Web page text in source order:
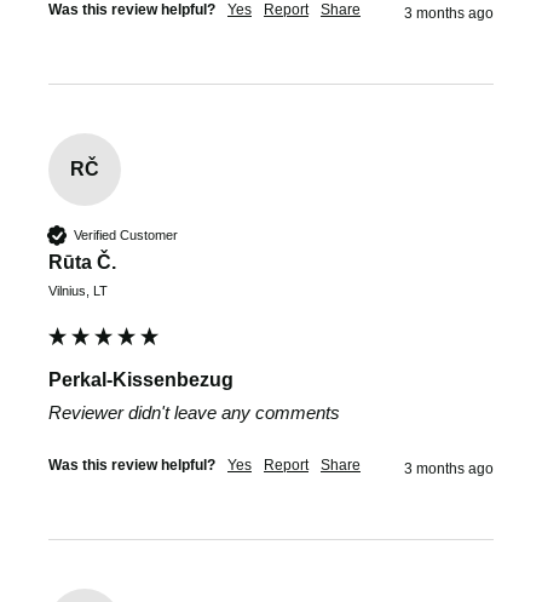
Was this review helpful? Yes Report Share 3 months ago
RČ
Verified Customer
Rūta Č.
Vilnius, LT
Perkal-Kissenbezug
Reviewer didn't leave any comments
Was this review helpful? Yes Report Share 3 months ago